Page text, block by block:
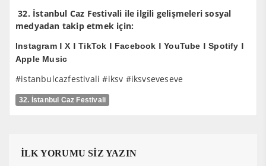
32. İstanbul Caz Festivali ile ilgili gelişmeleri sosyal
medyadan takip etmek için:
InstagramIX ITikTok I Facebook IYouTube ISpotify I
Apple Music
#istanbulcazfestivali #iksv #iksvseveseve
32. İstanbul Caz Festivali
İLK YORUMU SİZ YAZIN